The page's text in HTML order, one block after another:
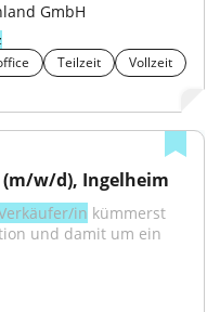
GmbH
Teilzeit
Vollzeit
w/d), Ingelheim
in kümmerst
und damit um ein